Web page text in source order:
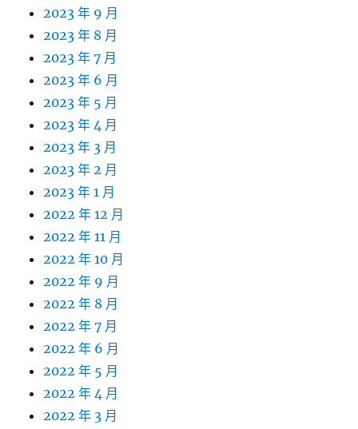
2023 年 9 月
2023 年 8 月
2023 年 7 月
2023 年 6 月
2023 年 5 月
2023 年 4 月
2023 年 3 月
2023 年 2 月
2023 年 1 月
2022 年 12 月
2022 年 11 月
2022 年 10 月
2022 年 9 月
2022 年 8 月
2022 年 7 月
2022 年 6 月
2022 年 5 月
2022 年 4 月
2022 年 3 月